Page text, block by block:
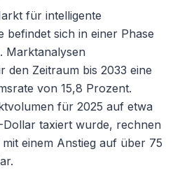
für intelligente
befindet sich in einer Phase
Marktanalysen
den Zeitraum bis 2033 eine
von 15,8 Prozent.
für 2025 auf etwa
Dollar taxiert wurde, rechnen
einem Anstieg auf über 75